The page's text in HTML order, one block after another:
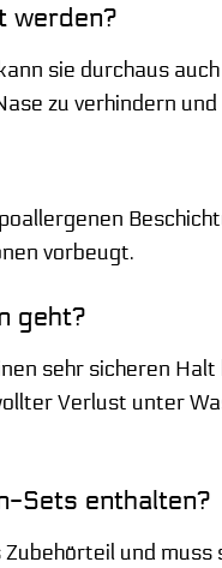
werden?
sie durchaus
zu verhindern
vorbeugt.
geht?
sehr sicheren
Verlust unter
Sets enthalten?
und